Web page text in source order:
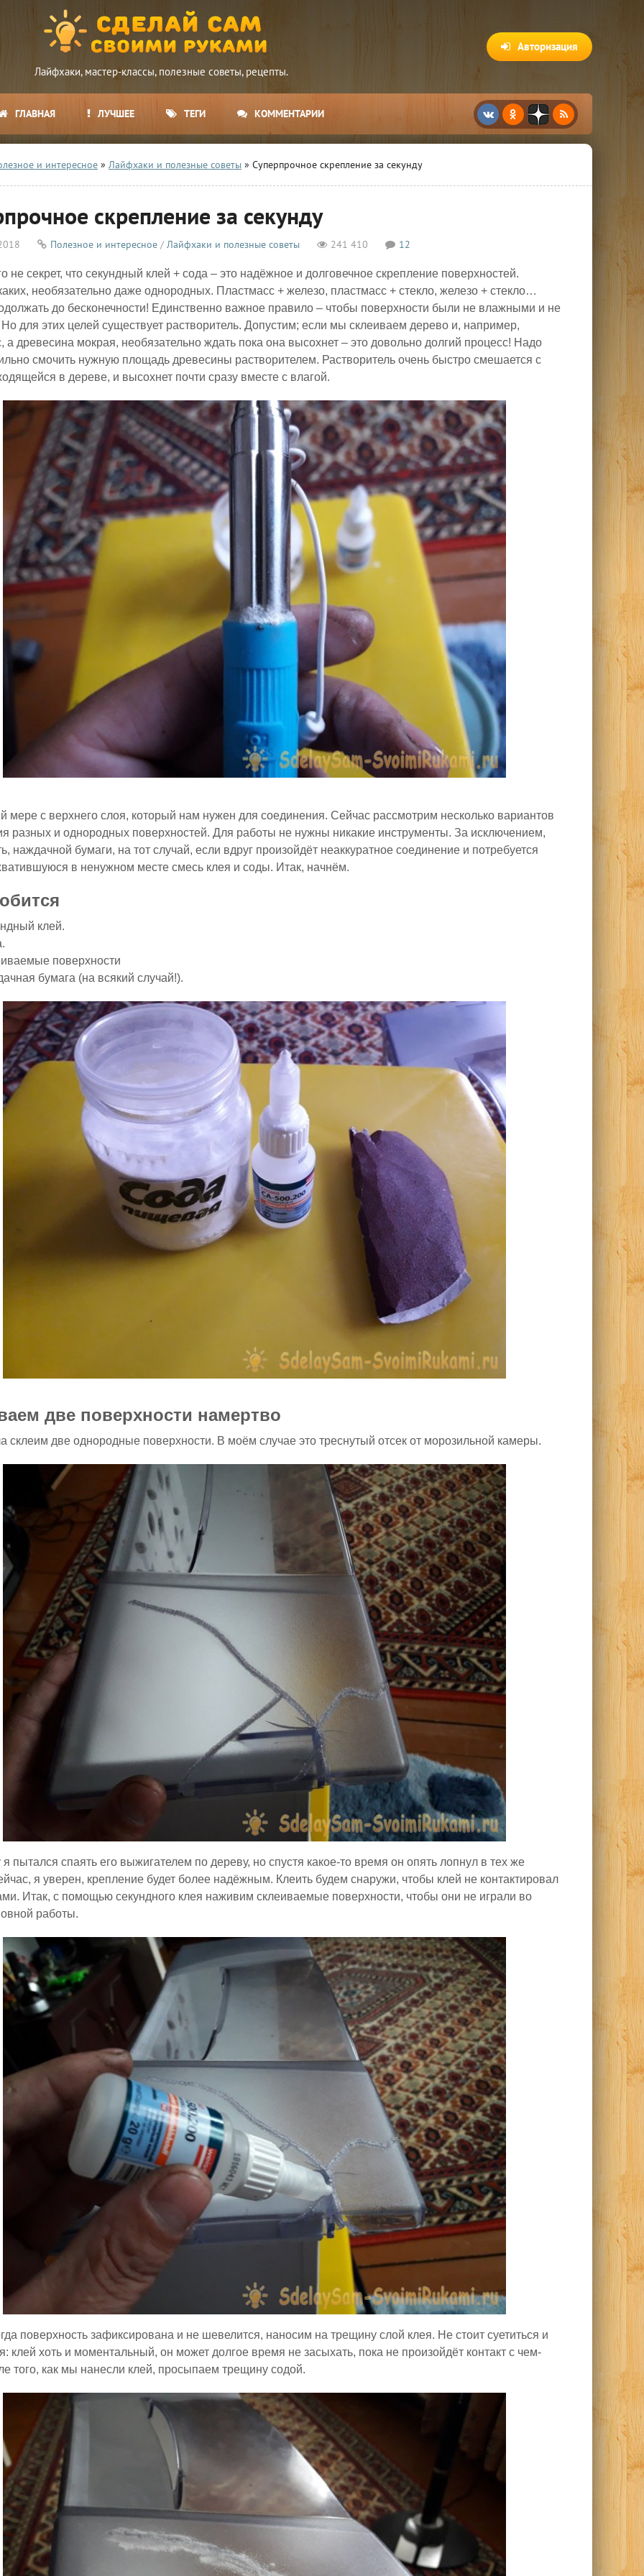
Лайфхаки, мастер-классы, полезные советы, рецепты.
Авторизация
ГЛАВНАЯ ЛУЧШЕЕ ТЕГИ КОММЕНТАРИИ
и интересное » Лайфхаки и полезные советы » Суперпрочное скрепление за секунду
скрепление за секунду
Полезное и интересное /Лайфхаки и полезные советы 241 410 12
не секрет, что секундный клей + сода – это надёжное и долговечное скрепление поверхностей.
необязательно даже однородных. Пластмасс + железо, пластмасс + стекло, железо + стекло…
до бесконечности! Единственно важное правило – чтобы поверхности были не влажными и не
для этих целей существует растворитель. Допустим; если мы склеиваем дерево и, например,
а древесина мокрая, необязательно ждать пока она высохнет – это довольно долгий процесс! Надо
смочить нужную площадь древесины растворителем. Растворитель очень быстро смешается с
в дереве, и высохнет почти сразу вместе с влагой.
мере с верхнего слоя, который нам нужен для соединения. Сейчас рассмотрим несколько вариантов
разных и однородных поверхностей. Для работы не нужны никакие инструменты. За исключением,
наждачной бумаги, на тот случай, если вдруг произойдёт неаккуратное соединение и потребуется
в ненужном месте смесь клея и соды. Итак, начнём.
клей.
поверхности
бумага (на всякий случай!).
две поверхности намертво
склеим две однородные поверхности. В моём случае это треснутый отсек от морозильной камеры.
пытался спаять его выжигателем по дереву, но спустя какое-то время он опять лопнул в тех же
я уверен, крепление будет более надёжным. Клеить будем снаружи, чтобы клей не контактировал
Итак, с помощью секундного клея наживим склеиваемые поверхности, чтобы они не играли во
работы.
поверхность зафиксирована и не шевелится, наносим на трещину слой клея. Не стоит суетиться и
клей хоть и моментальный, он может долгое время не засыхать, пока не произойдёт контакт с чем-
того, как мы нанесли клей, просыпаем трещину содой.